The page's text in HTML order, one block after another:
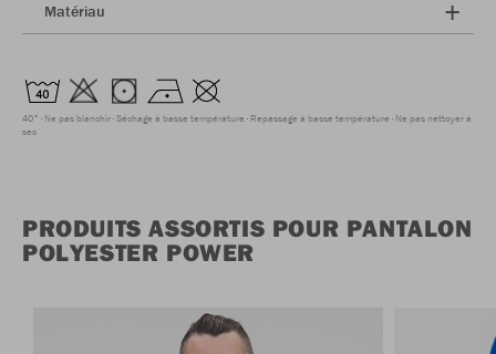
Matériau
40° Ne pas blanchir Séchage à basse température Repassage à basse température Ne pas nettoyer à
sec
PRODUITS ASSORTIS POUR PANTALON
POLYESTER POWER